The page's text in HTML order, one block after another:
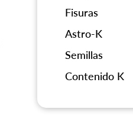
Fisuras
Astro-K
Semillas
Contenido K